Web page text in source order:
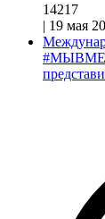
14217
| 19 мая